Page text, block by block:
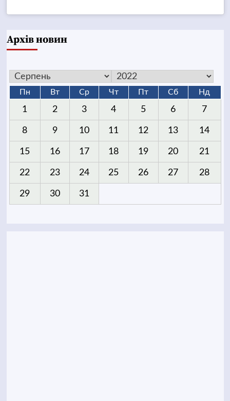
Архів новин
Пн Вт Ср Чт Пт Сб Нд
1 2 3 4 5 6 7
8 9 10 11 12 13 14
15 16 17 18 19 20 21
22 23 24 25 26 27 28
29 30 31